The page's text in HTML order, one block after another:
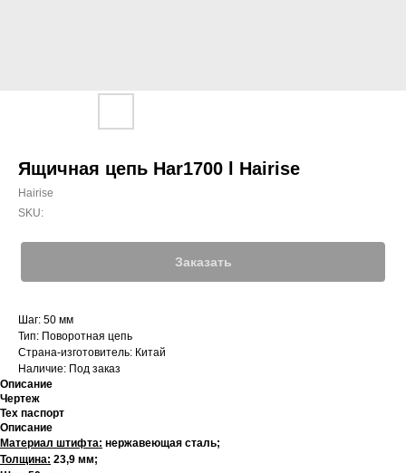
Ящичная цепь Har1700 l Hairise
Hairise
SKU:
Заказать
Шаг: 50 мм
Тип: Поворотная цепь
Страна-изготовитель: Китай
Наличие: Под заказ
Описание
Чертеж
Тех паспорт
Описание
Материал штифта: нержавеющая сталь;
Толщина: 23,9 мм;